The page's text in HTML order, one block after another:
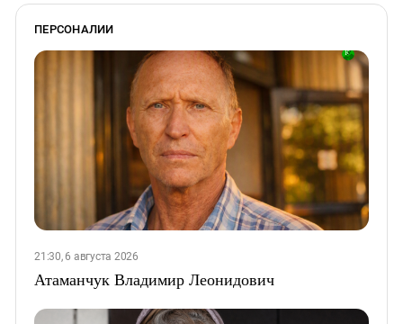
ПЕРСОНАЛИИ
21:30, 6 августа 2026
Атаманчук Владимир Леонидович